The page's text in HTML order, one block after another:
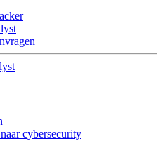
cybersecurity